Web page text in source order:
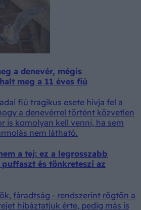
a denevér, mégis
meg a 11 éves fiú
fiú tragikus esete hívja fel a
a denevérrel történt közvetlen
is komolyan kell venni, ha sem
nem látható.
a tej: ez a legrosszabb
és tönkreteszi az
fáradtság - rendszerint rögtön a
hibáztatjuk érte, pedig más is